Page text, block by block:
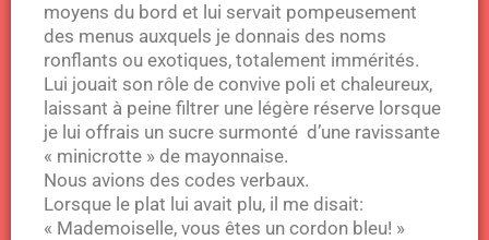
moyens du bord et lui servait pompeusement
des menus auxquels je donnais des noms
ronflants ou exotiques, totalement immérités.
Lui jouait son rôle de convive poli et chaleureux,
laissant à peine filtrer une légère réserve lorsque
je lui offrais un sucre surmonté d’une ravissante
« minicrotte » de mayonnaise.
Nous avions des codes verbaux.
Lorsque le plat lui avait plu, il me disait:
« Mademoiselle, vous êtes un cordon bleu! »